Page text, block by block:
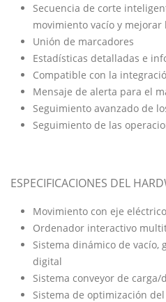
Secuencia de corte
movimiento vacío y
Unión de marcadores
Estadísticas detalladas e
Compatible con la
Mensaje de alerta para el
Seguimiento avanzado de
Seguimiento de las
ESPECIFICACIONES DEL
Movimiento con eje eléctrico
Ordenador interactivo
Sistema dinámico de vacío,
digital
Sistema conveyor de
Sistema de optimización